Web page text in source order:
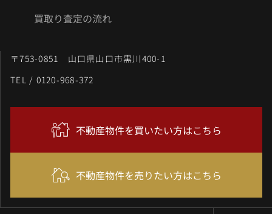
買取り査定の流れ
〒753-0851 山口県山口市黒川400-1
TEL / 0120-968-372
不動産物件を買いたい方はこちら
不動産物件を売りたい方はこちら